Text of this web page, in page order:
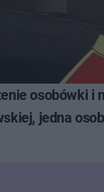
osobówki i
jedna